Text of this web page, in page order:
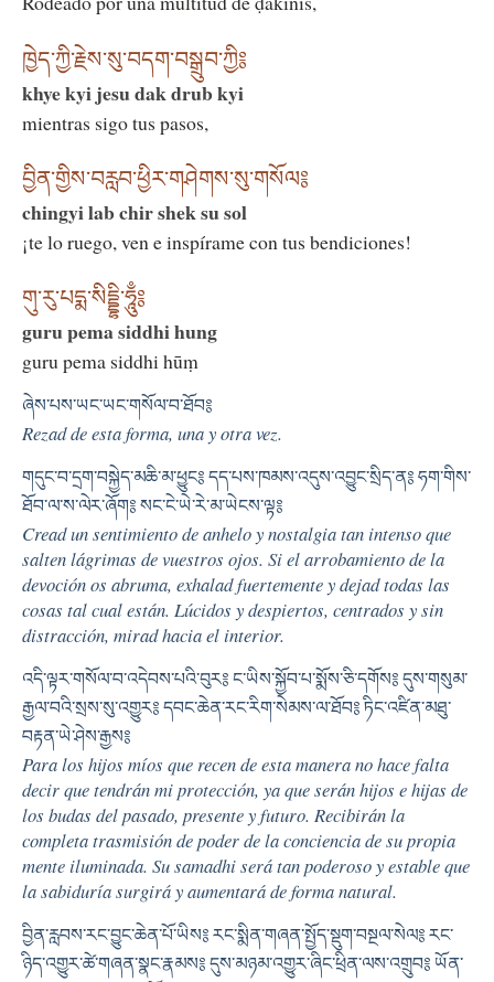
ཁྱེད་ཀྱི་རྗེས་སུ་བདག་བསྒྲུབ་ཀྱི༔
khye kyi jesu dak drub kyi
mientras sigo tus pasos,
བྱིན་གྱིས་བརླབ་ཕྱིར་གཤེགས་སུ་གསོལ༔
chingyi lab chir shek su sol
¡te lo ruego, ven e inspírame con tus bendiciones!
གུ་རུ་པདྨ་སིདྡྷི་ཧཱུྃ༔
guru pema siddhi hung
guru pema siddhi hūṃ
ཞེས་པས་ཡང་ཡང་གསོལ་བ་ཐོབ༔
Rezad de esta forma, una y otra vez.
གདུང་བ་དྲག་བསྐྱེད་མཆི་མ་ཕྱུང༔ དད་པས་ཁམས་འདུས་འབྱུང་སྲིད་ན༔ ཧག་གིས་
ཐོབ་ལ་ས་ལེར་ཞོག༔ སང་ངེ་ཡེ་རེ་མ་ཡེངས་ལྟ༔
Cread un sentimiento de anhelo y nostalgia tan intenso que
salten lágrimas de vuestros ojos. Si el arrobamiento de la
devoción os abruma, exhalad fuertemente y dejad todas las
cosas tal cual están. Lúcidos y despiertos, centrados y sin
distracción, mirad hacia el interior.
འདི་ལྟར་གསོལ་བ་འདེབས་པའི་བུར༔ ང་ཡིས་སྐྱོབ་པ་སྨོས་ཅི་དགོས༔ དུས་གསུམ་
རྒྱལ་བའི་སྲས་སུ་འགྱུར༔ དབང་ཆེན་རང་རིག་སེམས་ལ་ཐོབ༔ ཏིང་འཛིན་མཐུ་
བརྟན་ཡེ་ཤེས་རྒྱས༔
Para los hijos míos que recen de esta manera no hace falta
decir que tendrán mi protección, ya que serán hijos e hijas de
los budas del pasado, presente y futuro. Recibirán la
completa trasmisión de poder de la conciencia de su propia
mente iluminada. Su samadhi será tan poderoso y estable que
la sabiduría surgirá y aumentará de forma natural.
བྱིན་རླབས་རང་བྱུང་ཆེན་པོ་ཡིས༔ རང་སྨིན་གཞན་སྤྱོད་སྡུག་བསྔལ་སེལ༔ རང་
ཉིད་འགྱུར་ཚེ་གཞན་སྣང་རྣམས༔ དུས་མཉམ་འགྱུར་ཞིང་ཕྲིན་ལས་འགྲུབ༔ ཡོན་